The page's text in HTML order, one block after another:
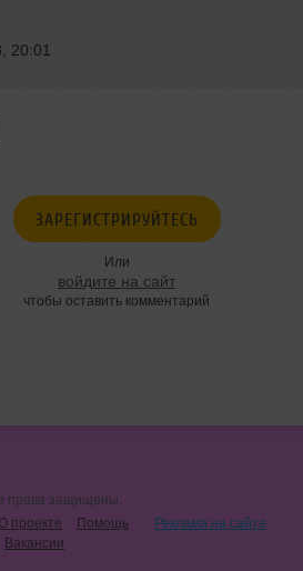
20:01
ЗАРЕГИСТРИРУЙТЕСЬ
Или
войдите на сайт
чтобы оставить комментарий
права защищены.
О проекте Помощь
Реклама на сайте
Вакансии